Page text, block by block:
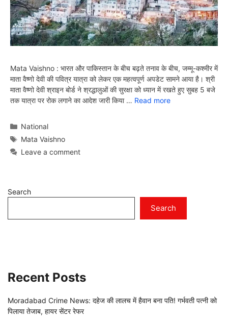
Mata Vaishno : भारत और पाकिस्तान के बीच बढ़ते तनाव के बीच, जम्मू-कश्मीर में
माता वैष्णो देवी की पवित्र यात्रा को लेकर एक महत्वपूर्ण अपडेट सामने आया है। श्री
माता वैष्णो देवी श्राइन बोर्ड ने श्रद्धालुओं की सुरक्षा को ध्यान में रखते हुए सुबह 5 बजे
तक यात्रा पर रोक लगाने का आदेश जारी किया … Read more
Categories
National
Tags
Mata Vaishno
Leave a comment
Search
Search
Recent Posts
Moradabad Crime News: दहेज की लालच में हैवान बना पति! गर्भवती पत्नी को
पिलाया तेजाब, हायर सेंटर रेफर